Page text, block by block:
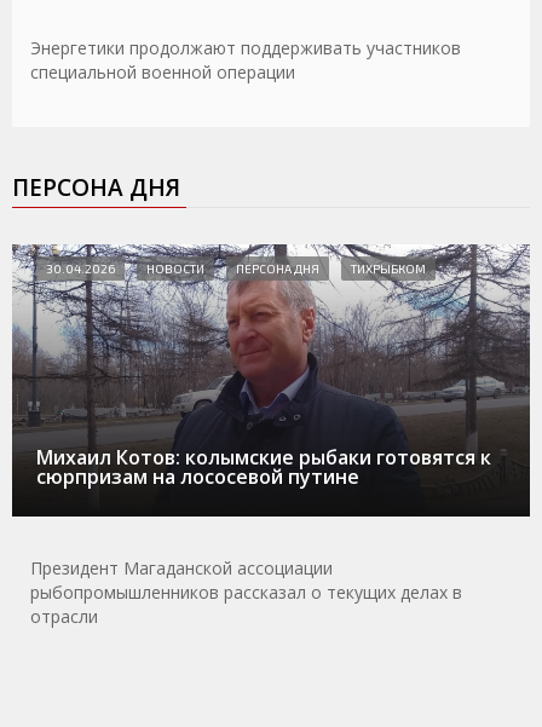
Энергетики продолжают поддерживать участников
специальной военной операции
ПЕРСОНА ДНЯ
Михаил Котов: колымские рыбаки готовятся к
сюрпризам на лососевой путине
30.04.2026 НОВОСТИ ПЕРСОНА ДНЯ ТИХРЫБКОМ
Президент Магаданской ассоциации
рыбопромышленников рассказал о текущих делах в
отрасли